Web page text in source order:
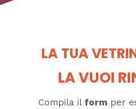
LA TUA
LA VUOI
Compila il form per